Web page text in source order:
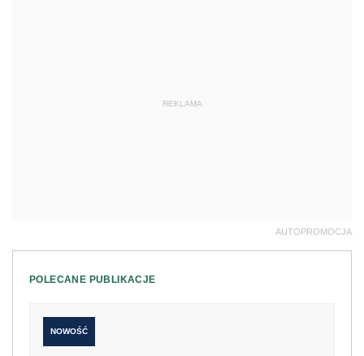
REKLAMA
AUTOPROMOCJA
POLECANE PUBLIKACJE
NOWOŚĆ